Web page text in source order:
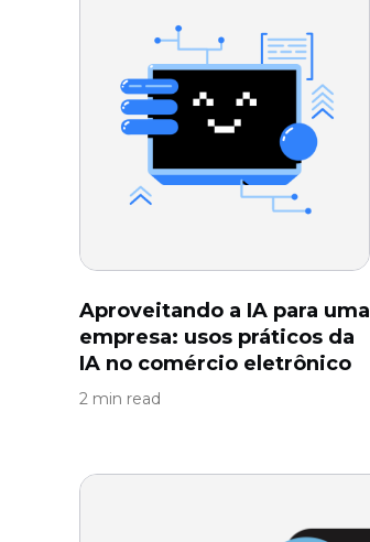
Aproveitando a IA para uma
empresa: usos práticos da
IA ​​no comércio eletrônico
2 min read